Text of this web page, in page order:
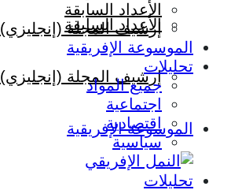
الأعداد السابقة
إرشيف المجلة (إنجليزي)
الموسوعة الإفريقية
تحليلات
الأعداد السابقة
إرشيف المجلة (إنجليزي)
الموسوعة الإفريقية
تحليلات
جميع المواد
اجتماعية
اقتصادية
سياسية